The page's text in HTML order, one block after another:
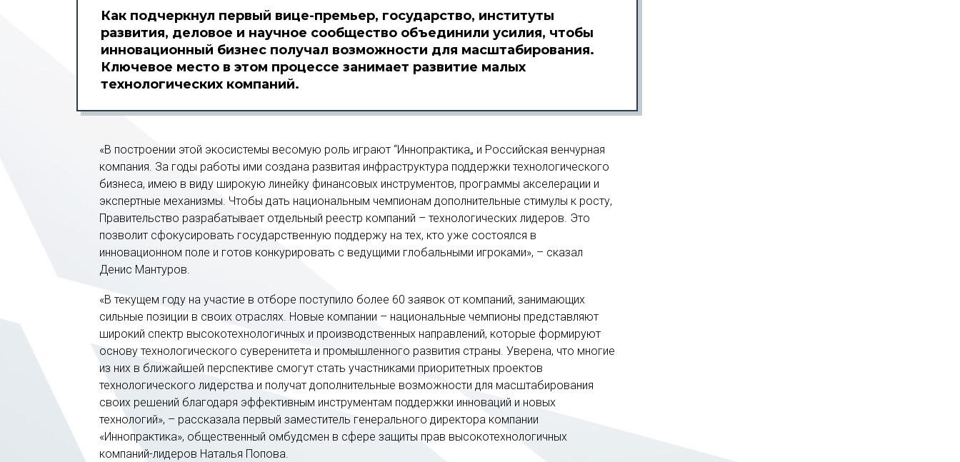
Как подчеркнул первый вице-премьер, государство, институты
развития, деловое и научное сообщество объединили усилия, чтобы
инновационный бизнес получал возможности для масштабирования.
Ключевое место в этом процессе занимает развитие малых
технологических компаний.
«В построении этой экосистемы весомую роль играют “Иннопрактика„ и Российская венчурная
компания. За годы работы ими создана развитая инфраструктура поддержки технологического
бизнеса, имею в виду широкую линейку финансовых инструментов, программы акселерации и
экспертные механизмы. Чтобы дать национальным чемпионам дополнительные стимулы к росту,
Правительство разрабатывает отдельный реестр компаний – технологических лидеров. Это
позволит сфокусировать государственную поддержу на тех, кто уже состоялся в
инновационном поле и готов конкурировать с ведущими глобальными игроками», – сказал
Денис Мантуров.
«В текущем году на участие в отборе поступило более 60 заявок от компаний, занимающих
сильные позиции в своих отраслях. Новые компании – национальные чемпионы представляют
широкий спектр высокотехнологичных и производственных направлений, которые формируют
основу технологического суверенитета и промышленного развития страны. Уверена, что многие
из них в ближайшей перспективе смогут стать участниками приоритетных проектов
технологического лидерства и получат дополнительные возможности для масштабирования
своих решений благодаря эффективным инструментам поддержки инноваций и новых
технологий», – рассказала первый заместитель генерального директора компании
«Иннопрактика», общественный омбудсмен в сфере защиты прав высокотехнологичных
компаний-лидеров Наталья Попова.